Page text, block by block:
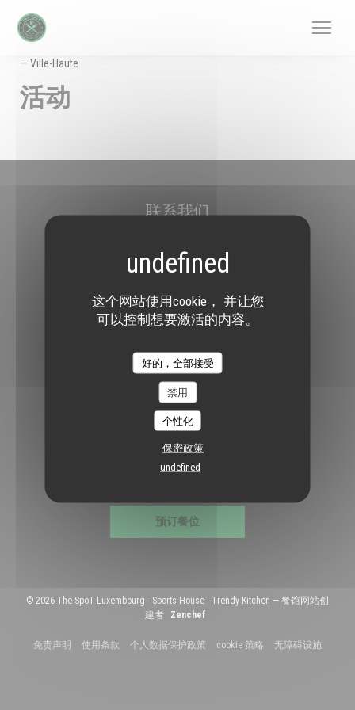
这个网站使用cookie， 并让您
可以控制想要激活的内容。
好的，全部接受
禁用
个性化
保密政策
undefined
— Ville-Haute
活动
联系我们
The SpoT Luxembourg - Sports House - Trendy Kitchen
25 Rue Notre Dame 2240 Ville-Haute
关注我们
Facebook ((在新窗口中打开))
Instagram ((在新窗口中打开))
通讯
预订
预订餐位
© 2026 The SpoT Luxembourg - Sports House - Trendy Kitchen — 餐馆网站创
建者
Zenchef
免责声明 ((在新窗口中打开))
使用条款 ((在新窗口中打开))
个人数据保护政策 ((在新窗口中打开))
cookie 策略 ((在新窗口中打开))
无障碍设施((在新